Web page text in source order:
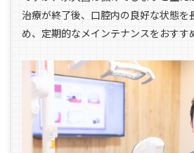
治療が終了後、口腔内の良好な状態を
め、定期的なメインテナンスをおすす